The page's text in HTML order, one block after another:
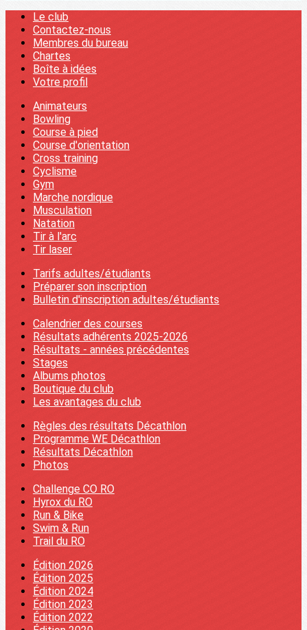
Le club
Contactez-nous
Membres du bureau
Chartes
Boîte à idées
Votre profil
Animateurs
Bowling
Course à pied
Course d'orientation
Cross training
Cyclisme
Gym
Marche nordique
Musculation
Natation
Tir à l'arc
Tir laser
Tarifs adultes/étudiants
Préparer son inscription
Bulletin d'inscription adultes/étudiants
Calendrier des courses
Résultats adhérents 2025-2026
Résultats - années précédentes
Stages
Albums photos
Boutique du club
Les avantages du club
Règles des résultats Décathlon
Programme WE Décathlon
Résultats Décathlon
Photos
Challenge CO RO
Hyrox du RO
Run & Bike
Swim & Run
Trail du RO
Édition 2026
Édition 2025
Édition 2024
Édition 2023
Édition 2022